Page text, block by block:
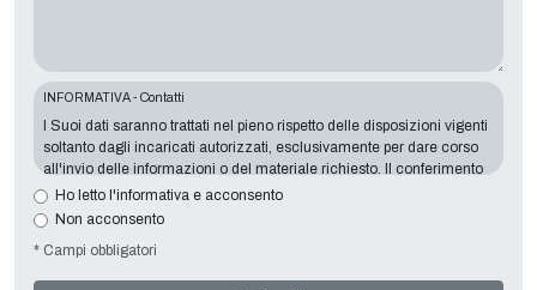
INFORMATIVA - Contatti
I Suoi dati saranno trattati nel pieno rispetto delle disposizioni vigenti
soltanto dagli incaricati autorizzati, esclusivamente per dare corso
all'invio delle informazioni o del materiale richiesto. Il conferimento
dei dati è indispensabile in relazione alle finalità sopra esposte, il
mancato conferimento comporterà l’impossibilità di contattarla e di
Converting 2000 S.r.l.
Italy. I Suoi dati non saranno comunicati a terzi, né diffusi. Lei potrà
Ho letto l'informativa e acconsento
Non acconsento
* Campi obbligatori